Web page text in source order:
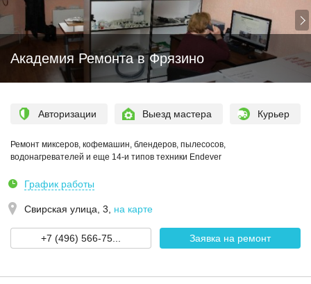
Академия Ремонта в Фрязино
Авторизации Выезд мастера Курьер
Ремонт миксеров, кофемашин, блендеров, пылесосов,
водонагревателей и еще 14-и типов техники Endever
График работы
Свирская улица, 3 на карте
+7 (496) 566-75... Заявка на ремонт